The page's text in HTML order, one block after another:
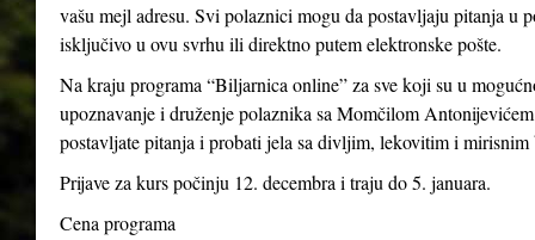
vašu mejl adresu. Svi polaznici mogu da postavljaju pitanja u
isključivo u ovu svrhu ili direktno putem elektronske pošte.
Na kraju programa “Biljarnica online” za sve koji su u
upoznavanje i druženje polaznika sa Momčilom
postavljate pitanja i probati jela sa divljim, lekovitim i
Prijave za kurs počinju 12. decembra i traju do 5. januara.
Cena programa